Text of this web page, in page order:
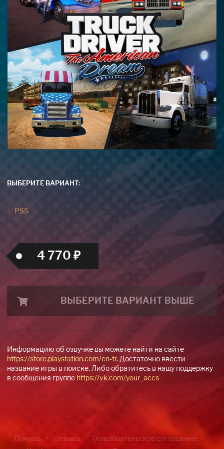
ВЫБЕРИТЕ ВАРИАНТ:
PS5
4 770 ₽
ВЫБЕРИТЕ ВАРИАНТ ВЫШЕ
Информацию об озвучке вы можете найти на сайте
https://store.playstation.com/en-tr. Достаточно ввести
название игры в поиске. Либо обратитесь в нашу поддержку
в сообщения группе https://vk.com/your_accs
Помощь Отзывы
Пользовательское соглашение